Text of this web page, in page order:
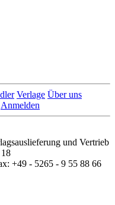
Verlage Über uns
Anmelden
und Vertrieb
+49 - 5265 - 9 55 88 66